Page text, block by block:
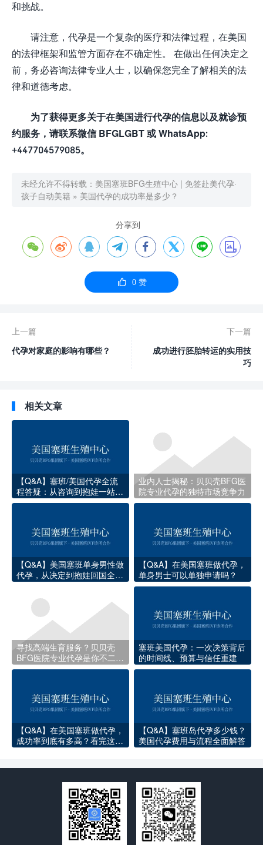
和挑战。
请注意，代孕是一个复杂的医疗和法律过程，在美国
的法律框架和监管方面存在不确定性。 在做出任何决定之
前，务必咨询法律专业人士，以确保您完全了解相关的法
律和道德考虑。
为了获得更多关于在美国进行代孕的信息以及就诊预
约服务，请联系微信 BFGLGBT 或 WhatsApp:
+447704579085。
未经允许不得转载： 美国塞班BFG生殖中心 | 免签赴美代孕·
孩子自动美籍 » 美国代孕的成功率是多少？
分享到
       
 0赞
上一篇
代孕对家庭的影响有哪些？
下一篇
成功进行胚胎转运的实用技
巧
相关文章
【Q&A】塞班/美国代孕全流
程答疑：从咨询到抱娃一站式
指南
业内人士揭秘：贝贝壳BFG医
院专业代孕的独特市场竞争力
【Q&A】美国塞班单身男性做
代孕，从决定到抱娃回国全流
【Q&A】在美国塞班做代孕，
单身男士可以单独申请吗？
寻找高端生育服务？贝贝壳
BFG医院专业代孕是你不二的
选择
塞班美国代孕：一次决策背后
的时间线、预算与信任重建
【Q&A】在美国塞班做代孕，
成功率到底有多高？看完这些
【Q&A】塞班岛代孕多少钱？
美国代孕费用与流程全面解答